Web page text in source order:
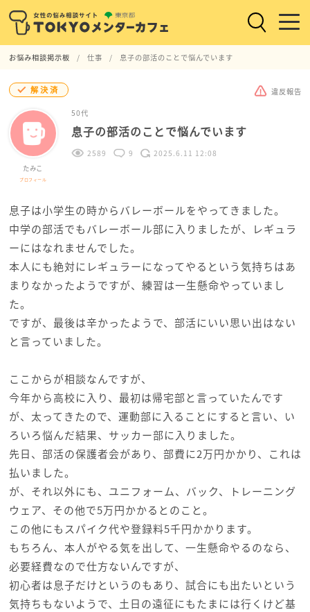
お悩み相談掲示板 仕事 息子の部活のことで悩んでいます
解決済 違反報告
たみこ
プロフィール
50代
息子の部活のことで悩んでいます
2589 9 2025.6.11 12:08
息子は小学生の時からバレーボールをやってきました。
中学の部活でもバレーボール部に入りましたが、レギュラ
ーにはなれませんでした。
本人にも絶対にレギュラーになってやるという気持ちはあ
まりなかったようですが、練習は一生懸命やっていまし
た。
ですが、最後は辛かったようで、部活にいい思い出はない
と言っていました。
ここからが相談なんですが、
今年から高校に入り、最初は帰宅部と言っていたんです
が、太ってきたので、運動部に入ることにすると言い、い
ろいろ悩んだ結果、サッカー部に入りました。
先日、部活の保護者会があり、部費に2万円かかり、これは
払いました。
が、それ以外にも、ユニフォーム、バック、トレーニング
ウェア、その他で5万円かかるとのこと。
この他にもスパイク代や登録料5千円かかります。
もちろん、本人がやる気を出して、一生懸命やるのなら、
必要経費なので仕方ないんですが、
初心者は息子だけというのもあり、試合にも出たいという
気持ちもないようで、土日の遠征にもたまには行くけど基